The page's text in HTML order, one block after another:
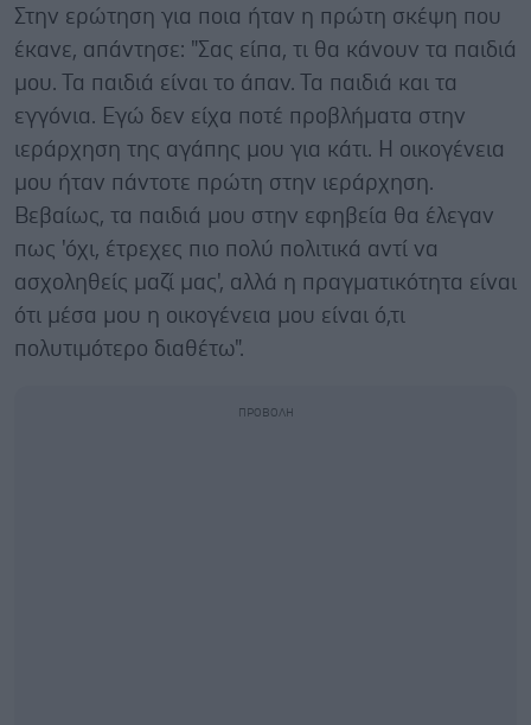
Στην ερώτηση για ποια ήταν η πρώτη σκέψη που
έκανε, απάντησε: "Σας είπα, τι θα κάνουν τα παιδιά
μου. Τα παιδιά είναι το άπαν. Τα παιδιά και τα
εγγόνια. Εγώ δεν είχα ποτέ προβλήματα στην
ιεράρχηση της αγάπης μου για κάτι. Η οικογένεια
μου ήταν πάντοτε πρώτη στην ιεράρχηση.
Βεβαίως, τα παιδιά μου στην εφηβεία θα έλεγαν
πως 'όχι, έτρεχες πιο πολύ πολιτικά αντί να
ασχοληθείς μαζί μας', αλλά η πραγματικότητα είναι
ότι μέσα μου η οικογένεια μου είναι ό,τι
πολυτιμότερο διαθέτω".